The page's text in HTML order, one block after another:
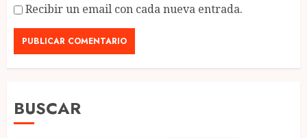
Recibir un email con cada nueva entrada.
BUSCAR